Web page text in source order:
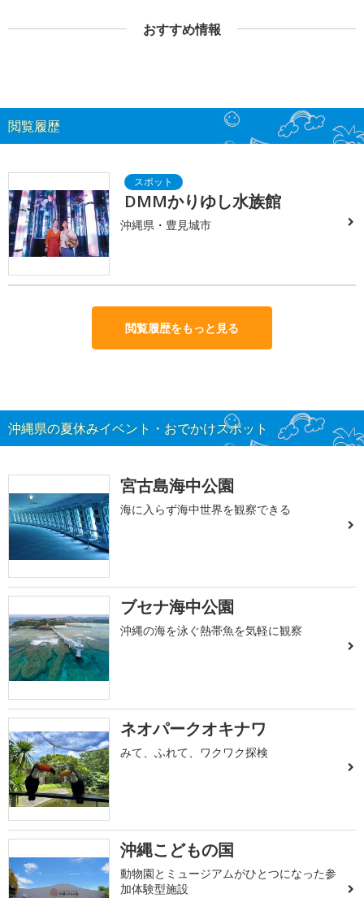
おすすめ情報
閲覧履歴
DMMかりゆし水族館
沖縄県・豊見城市
閲覧履歴をもっと見る
沖縄県の夏休みイベント・おでかけスポット
宮古島海中公園
海に入らず海中世界を観察できる
ブセナ海中公園
沖縄の海を泳ぐ熱帯魚を気軽に観察
ネオパークオキナワ
みて、ふれて、ワクワク探検
沖縄こどもの国
動物園とミュージアムがひとつになった参
加体験型施設